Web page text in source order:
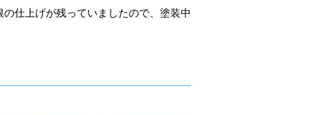
仕上げが残っていましたので、塗装中